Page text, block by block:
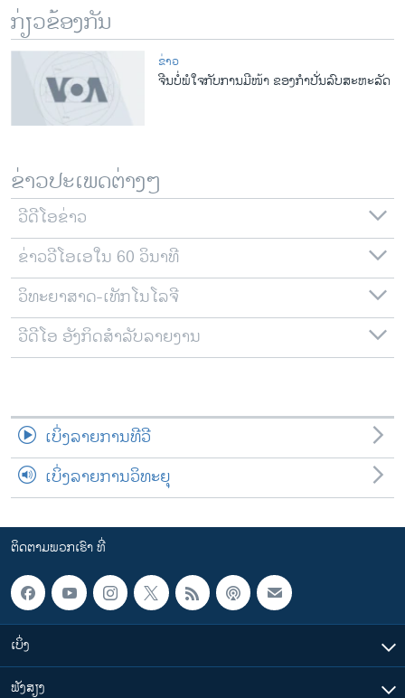
ສຽງ
ລາຍງານ
ຕິດຕາມພວກເຮົາ ທີ່
ພາສາຕ່າງໆ
ກ່ຽວຂ້ອງກັນ
ຂ່າວ
ຈີນບໍ່ພໍໃຈກັບການມີໜ້າ ຂອງກຳປັ່ນລົບສະຫະລັດ
ຂ່າວປະເພດຕ່າງໆ
ວີດີໂອຂ່າວ
ຂ່າວວີໂອເອໃນ 60 ວິນາທີ
ວິທະຍາສາດ-ເທັກໂນໂລຈີ
ວີດີໂອ ອັງກິດສຳລັບລາຍງານ
ເບິ່ງລາຍການທີວີ
ເບິ່ງລາຍການວິທະຍຸ
ຕິດຕາມພວກເຮົາ ທີ່
ເບິ່ງ
ຟັງສຽງ